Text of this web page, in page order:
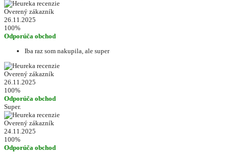
Overený zákazník
26.11.2025
100%
Odporúča obchod
Iba raz som nakupila, ale super
Overený zákazník
26.11.2025
100%
Odporúča obchod
Super.
Overený zákazník
24.11.2025
100%
Odporúča obchod